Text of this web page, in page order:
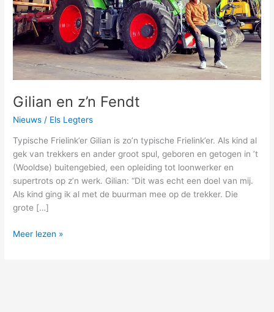
Gilian en z’n Fendt
Nieuws / Els Legters
Typische Frielink’er Gilian is zo’n typische Frielink’er. Als kind al
gek van trekkers en ander groot spul, geboren en getogen in ’t
(Wooldse) buitengebied, een opleiding tot loonwerker en
supertrots op z’n werk. Gilian: “Dit was echt een doel van mij.
Als kind ging ik al met de buurman mee op de trekker. Die
grote […]
Meer lezen »